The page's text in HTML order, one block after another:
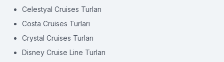
Celestyal Cruises Turları
Costa Cruises Turları
Crystal Cruises Turları
Disney Cruise Line Turları